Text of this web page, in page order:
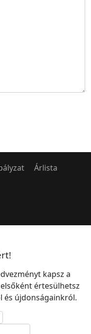
Árlista
kapsz a
értesülhetsz
és újdonságainkról.